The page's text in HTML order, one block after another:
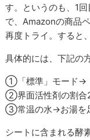
す。というのも、1
で、Amazonの商品
再度トライ。すると
具体的には、下記の
①「標準」モード→
②界面活性剤の割合
③常温の水→お湯を
シートに含まれる酵